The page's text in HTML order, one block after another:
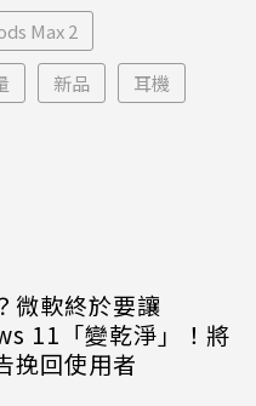
Max 2
新品 耳機
微軟終於要讓
11「變乾淨」！將
挽回使用者